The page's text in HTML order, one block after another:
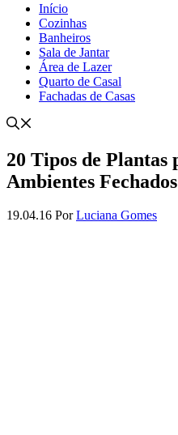
Início
Cozinhas
Banheiros
Sala de Jantar
Área de Lazer
Quarto de Casal
Fachadas de Casas
20 Tipos de Plantas
Ambientes Fechados
19.04.16 PorLuciana Gomes